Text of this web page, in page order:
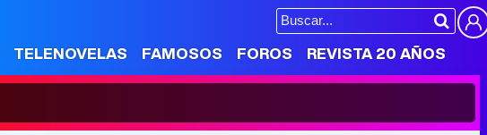
TELENOVELAS FAMOSOS FOROS REVISTA 20 AÑOS